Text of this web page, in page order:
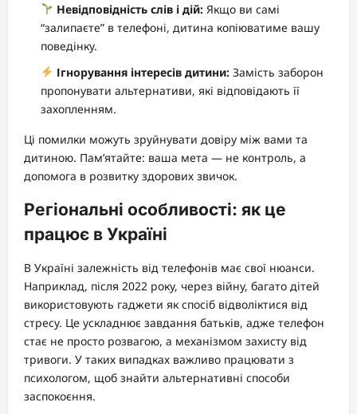
Невідповідність слів і дій:Якщо ви самі
“залипаєте” в телефоні, дитина копіюватиме вашу
поведінку.
Ігнорування інтересів дитини:Замість заборон
пропонувати альтернативи, які відповідають її
захопленням.
Ці помилки можуть зруйнувати довіру між вами та
дитиною. Пам’ятайте: ваша мета — не контроль, а
допомога в розвитку здорових звичок.
Регіональні особливості: як це
працює в Україні
В Україні залежність від телефонів має свої нюанси.
Наприклад, після 2022 року, через війну, багато дітей
використовують гаджети як спосіб відволіктися від
стресу. Це ускладнює завдання батьків, адже телефон
стає не просто розвагою, а механізмом захисту від
тривоги. У таких випадках важливо працювати з
психологом, щоб знайти альтернативні способи
заспокоєння.